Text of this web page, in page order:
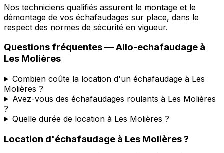
Nos techniciens qualifiés assurent le montage et le
démontage de vos échafaudages sur place, dans le
respect des normes de sécurité en vigueur.
Questions fréquentes —Allo-echafaudage à
Les Molières
Combien coûte la location d'un échafaudage à Les
Molières ?
Avez-vous des échafaudages roulants à Les Molières
?
Quelle durée de location à Les Molières ?
Location d'échafaudage à Les Molières?